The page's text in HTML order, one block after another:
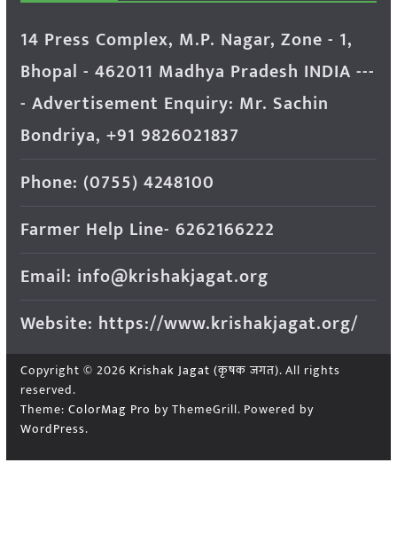
14 Press Complex, M.P. Nagar, Zone - 1,
Bhopal - 462011 Madhya Pradesh INDIA ---
- Advertisement Enquiry: Mr. Sachin
Bondriya, +91 9826021837
Phone: (0755) 4248100
Farmer Help Line- 6262166222
Email: info@krishakjagat.org
Website: https://www.krishakjagat.org/
Copyright © 2026 Krishak Jagat (कृषक जगत). All rights
reserved.
Theme: ColorMag Pro by ThemeGrill. Powered by
WordPress.